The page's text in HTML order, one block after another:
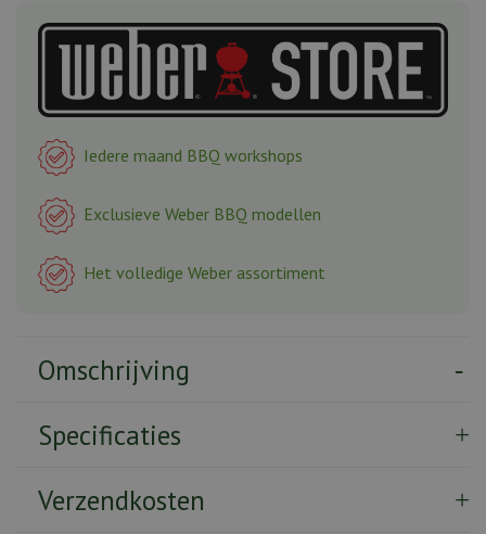
Iedere maand BBQ workshops
Exclusieve Weber BBQ modellen
Het volledige Weber assortiment
Omschrijving
Specificaties
Verzendkosten